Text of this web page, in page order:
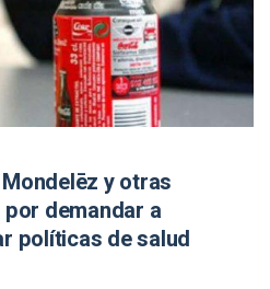
y otras
demandar a
políticas de salud